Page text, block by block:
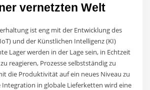
vernetzten Welt
ist eng mit der Entwicklung des
und der Künstlichen Intelligenz (KI)
Lager werden in der Lage sein, in Echtzeit
reagieren, Prozesse selbstständig zu
die Produktivität auf ein neues Niveau zu
Integration in globale Lieferketten wird eine